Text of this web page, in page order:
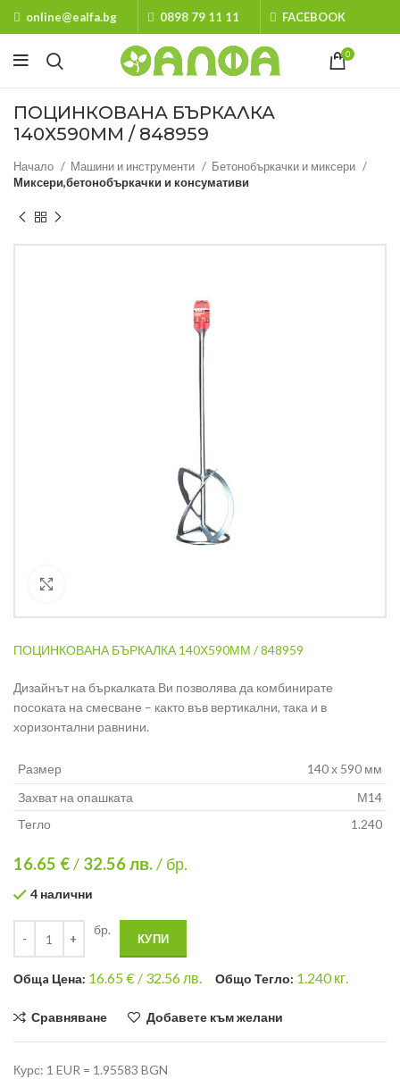
online@ealfa.bg 0898 79 11 11 FACEBOOK
0
ПОЦИНКОВАНА БЪРКАЛКА
140Х590ММ / 848959
Начало Машини и инструменти
Бетонобъркачки и миксери
Миксери,бетонобъркачки и консумативи
ПОЦИНКОВАНА БЪРКАЛКА 140Х590ММ / 848959
Дизайнът на бъркалката Ви позволява да комбинирате
посоката на смесване – както във вертикални, така и в
хоризонтални равнини.
Размер
140 х 590 мм
Захват на опашката
М14
Тегло
1.240
16.65 €/ 32.56лв./ бр.
4 налични
бр.
КУПИ
Общa Цена: 16.65€ / 32.56 лв. Общо Тегло: 1.240кг.
Сравняване Добавете към желани
Курс: 1 EUR = 1.95583 BGN